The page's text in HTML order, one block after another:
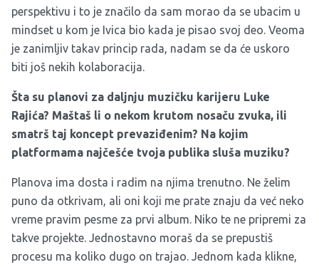
perspektivu i to je značilo da sam morao da se ubacim u
mindset u kom je Ivica bio kada je pisao svoj deo. Veoma
je zanimljiv takav princip rada, nadam se da će uskoro
biti još nekih kolaboracija.
Šta su planovi za daljnju muzičku karijeru Luke
Rajića? Maštaš li o nekom krutom nosaču zvuka, ili
smatrš taj koncept prevaziđenim? Na kojim
platformama najčešće tvoja publika sluša muziku?
Planova ima dosta i radim na njima trenutno. Ne želim
puno da otkrivam, ali oni koji me prate znaju da već neko
vreme pravim pesme za prvi album. Niko te ne pripremi za
takve projekte. Jednostavno moraš da se prepustiš
procesu ma koliko dugo on trajao. Jednom kada klikne,